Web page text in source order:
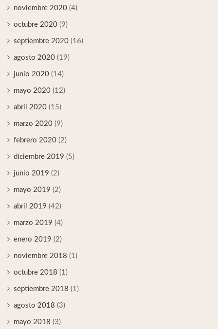
noviembre 2020 (4)
octubre 2020 (9)
septiembre 2020 (16)
agosto 2020 (19)
junio 2020 (14)
mayo 2020 (12)
abril 2020 (15)
marzo 2020 (9)
febrero 2020 (2)
diciembre 2019 (5)
junio 2019 (2)
mayo 2019 (2)
abril 2019 (42)
marzo 2019 (4)
enero 2019 (2)
noviembre 2018 (1)
octubre 2018 (1)
septiembre 2018 (1)
agosto 2018 (3)
mayo 2018 (3)